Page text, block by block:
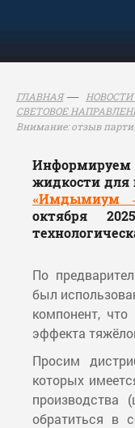
ГЛАВНАЯ
СВЕТОВОЕ
Внимание: отзыв
жидкости для
«Имдымиум
октября
По
был
компонент,
эффекта
Просим
которых
производства
обратиться в